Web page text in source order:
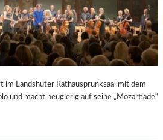
Landshuter Rathausprunksaal mit dem
und macht neugierig auf seine „Mozartiade“